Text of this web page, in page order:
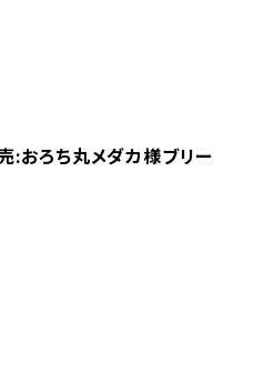
:おろち丸メダカ様ブリー